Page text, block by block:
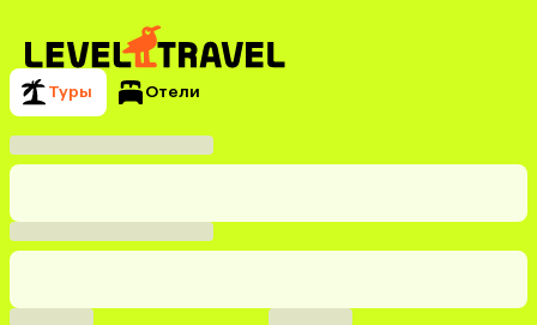
Туры Отели